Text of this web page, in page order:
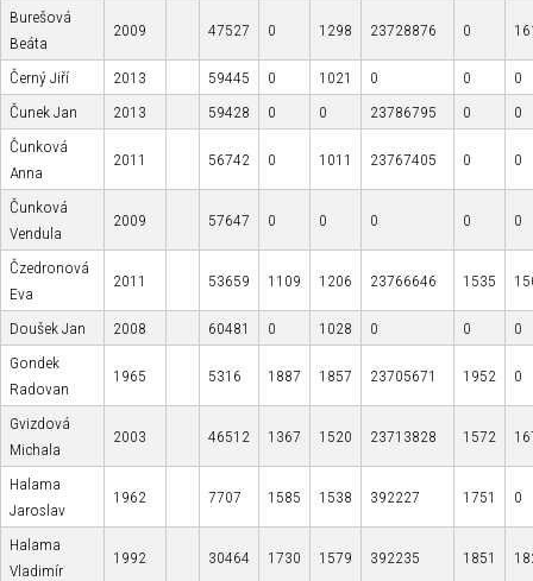
Burešová
Beáta
2009 47527 0 1298 23728876 0
Černý Jiří 2013 59445 0 1021 0 0
0
Čunek Jan
2013 59428 0 0 23786795 0
0
Čunková
Anna
2011 56742 0 1011 23767405 0 0
Čunková
Vendula
2009 57647 0 0 0 0 0
Čzedronová
Eva
2011 53659 1109 1206 23766646 1535
Doušek Jan 2008 60481 0 1028 0 0
0
Gondek
Radovan
1965 5316 1887 1857 23705671 1952 0
Gvizdová
Michala
2003 46512 1367 1520 23713828 1572
Halama
Jaroslav
1962 7707 1585 1538 392227 1751 0
Halama
Vladimír
1992 30464 1730 1579 392235 1851